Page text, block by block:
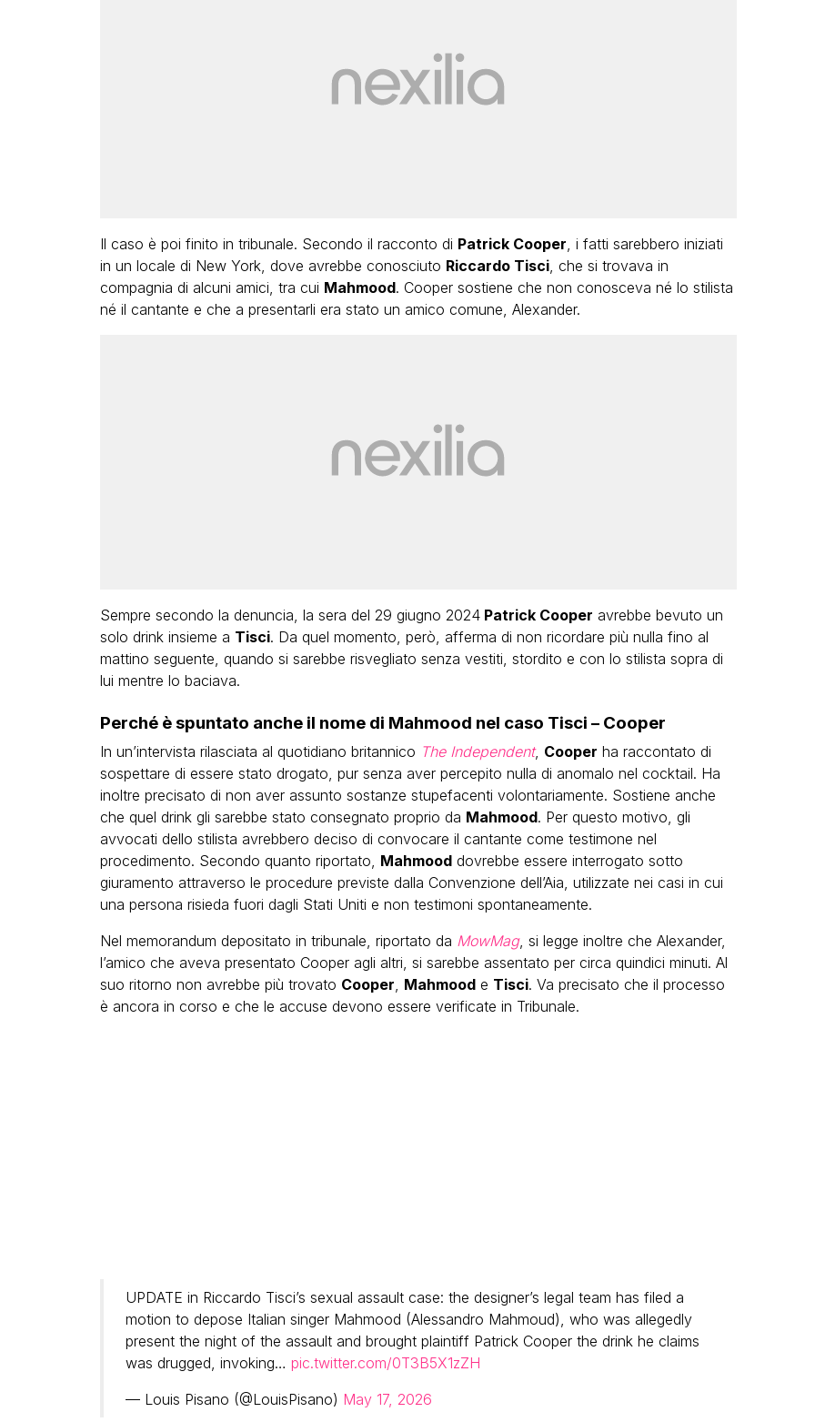
Il caso è poi finito in tribunale. Secondo il racconto di Patrick Cooper , i fatti sarebbero iniziati
in un locale di New York, dove avrebbe conosciuto Riccardo Tisci, che si trovava in
compagnia di alcuni amici, tra cui Mahmood. Cooper sostiene che non conosceva né lo stilista
né il cantante e che a presentarli era stato un amico comune, Alexander.
Sempre secondo la denuncia, la sera del 29 giugno 2024Patrick Cooper avrebbe bevuto un
solo drink insieme a Tisci. Da quel momento, però, afferma di non ricordare più nulla fino al
mattino seguente, quando si sarebbe risvegliato senza vestiti, stordito e con lo stilista sopra di
lui mentre lo baciava.
Perché è spuntato anche il nome di Mahmood nel caso Tisci – Cooper
In un’intervista rilasciata al quotidiano britannico The Independent, Cooper ha raccontato di
sospettare di essere stato drogato, pur senza aver percepito nulla di anomalo nel cocktail. Ha
inoltre precisato di non aver assunto sostanze stupefacenti volontariamente. Sostiene anche
che quel drink gli sarebbe stato consegnato proprio da Mahmood. Per questo motivo, gli
avvocati dello stilista avrebbero deciso di convocare il cantante come testimone nel
procedimento. Secondo quanto riportato, Mahmooddovrebbe essere interrogato sotto
giuramento attraverso le procedure previste dalla Convenzione dell’Aia, utilizzate nei casi in cui
una persona risieda fuori dagli Stati Uniti e non testimoni spontaneamente.
Nel memorandum depositato in tribunale, riportato da MowMag, si legge inoltre che Alexander,
l’amico che aveva presentato Cooper agli altri, si sarebbe assentato per circa quindici minuti. Al
suo ritorno non avrebbe più trovato Cooper Mahmoode Tisci. Va precisato che il processo
è ancora in corso e che le accuse devono essere verificate in Tribunale.
UPDATE in Riccardo Tisci’s sexual assault case: the designer’s legal team has filed a
motion to depose Italian singer Mahmood (Alessandro Mahmoud), who was allegedly
present the night of the assault and brought plaintiff Patrick Cooper the drink he claims
was drugged, invoking… pic.twitter.com/0T3B5X1zZH
— Louis Pisano (@LouisPisano) May 17, 2026